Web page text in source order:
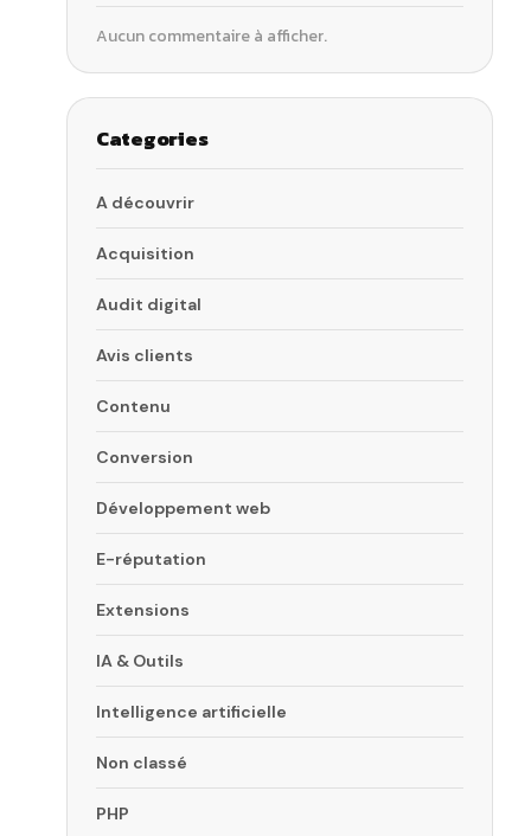
Aucun commentaire à afficher.
Categories
A découvrir
Acquisition
Audit digital
Avis clients
Contenu
Conversion
Développement web
E-réputation
Extensions
IA & Outils
Intelligence artificielle
Non classé
PHP